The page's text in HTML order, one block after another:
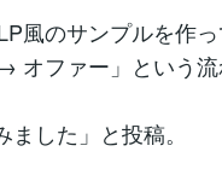
風のサンプルを作
ファー」という流
した」と投稿。